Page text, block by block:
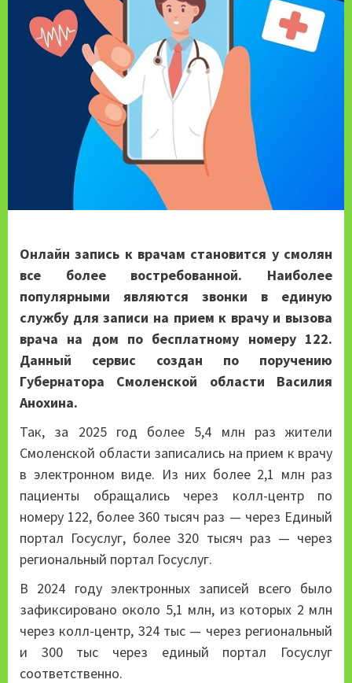
Онлайн запись к врачам становится у смолян
все более востребованной. Наиболее
популярными являются звонки в единую
службу для записи на прием к врачу и вызова
врача на дом по бесплатному номеру 122.
Данный сервис создан по поручению
Губернатора Смоленской области Василия
Анохина.
Так, за 2025 год более 5,4 млн раз жители
Смоленской области записались на прием к врачу
в электронном виде. Из них более 2,1 млн раз
пациенты обращались через колл-центр по
номеру 122, более 360 тысяч раз — через Единый
портал Госуслуг, более 320 тысяч раз — через
региональный портал Госуслуг.
В 2024 году электронных записей всего было
зафиксировано около 5,1 млн, из которых 2 млн
через колл-центр, 324 тыс — через региональный
и 300 тыс через единый портал Госуслуг
соответственно.